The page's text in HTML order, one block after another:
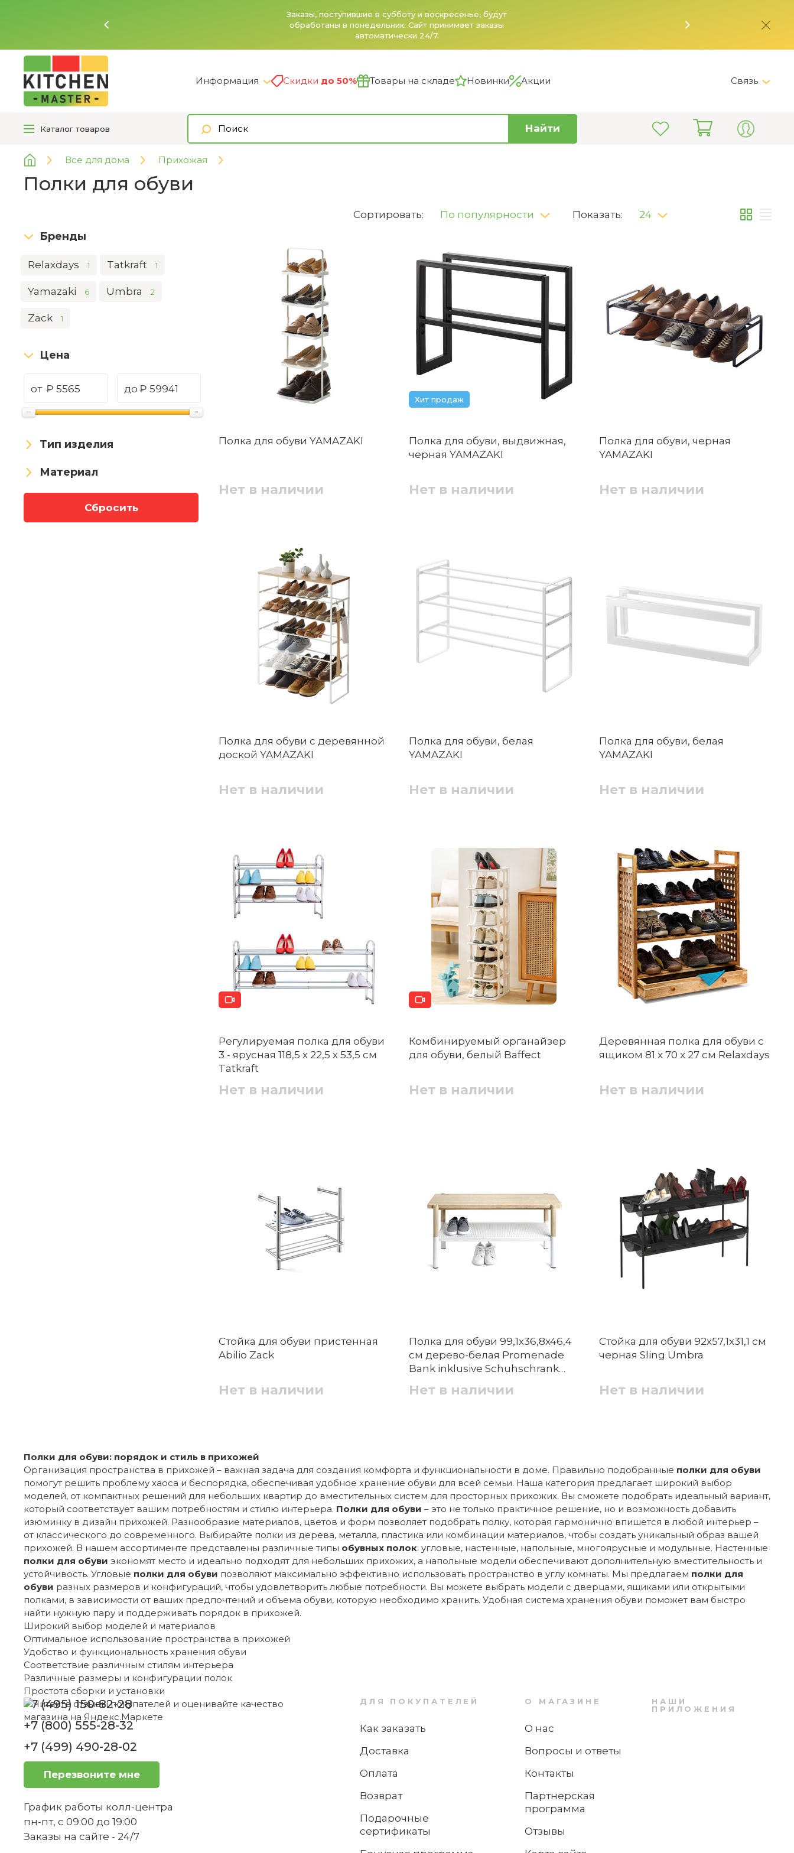
Заказы, поступившие в субботу и воскресенье, будут
обработаны в понедельник. Сайт принимает заказы
автоматически 24/7.
Информация Скидки до 50% Товары на складе Новинки Акции Связь
+7 (495) 150-82-28
Каталог товаров Найти
Все для дома Прихожая
Полки для обуви
Бренды
Relaxdays 1 Tatkraft 1
Yamazaki 6 Umbra 2
Zack 1
Цена
от ₽ до ₽
Тип изделия
Материал
Сбросить
Сортировать: По популярности Показать: 24
Полка для обуви YAMAZAKI
Нет в наличии
Хит продаж
Полка для обуви, выдвижная,
черная YAMAZAKI
Нет в наличии
Полка для обуви, черная
YAMAZAKI
Нет в наличии
Полка для обуви с деревянной
доской YAMAZAKI
Нет в наличии
Полка для обуви, белая
YAMAZAKI
Нет в наличии
Полка для обуви, белая
YAMAZAKI
Нет в наличии
Регулируемая полка для обуви
3 - ярусная 118,5 х 22,5 х 53,5 см
Tatkraft
Нет в наличии
Комбинируемый органайзер
для обуви, белый Baffect
Нет в наличии
Деревянная полка для обуви с
ящиком 81 x 70 x 27 см Relaxdays
Нет в наличии
Стойка для обуви пристенная
Abilio Zack
Нет в наличии
Полка для обуви 99,1x36,8x46,4
см дерево-белая Promenade
Bank inklusive Schuhschrank
Нет в наличии
Стойка для обуви 92х57,1х31,1 см
черная Sling Umbra
Нет в наличии
Полки для обуви: порядок и стиль в прихожей
Организация пространства в прихожей – важная задача для создания комфорта и функциональности в доме. Правильно подобранные полки для обуви
помогут решить проблему хаоса и беспорядка, обеспечивая удобное хранение обуви для всей семьи. Наша категория предлагает широкий выбор
моделей, от компактных решений для небольших квартир до вместительных систем для просторных прихожих. Вы сможете подобрать идеальный вариант,
который соответствует вашим потребностям и стилю интерьера. Полки для обуви – это не только практичное решение, но и возможность добавить
изюминку в дизайн прихожей. Разнообразие материалов, цветов и форм позволяет подобрать полку, которая гармонично впишется в любой интерьер –
от классического до современного. Выбирайте полки из дерева, металла, пластика или комбинации материалов, чтобы создать уникальный образ вашей
прихожей. В нашем ассортименте представлены различные типы обувных полок: угловые, настенные, напольные, многоярусные и модульные. Настенные
полки для обуви экономят место и идеально подходят для небольших прихожих, а напольные модели обеспечивают дополнительную вместительность и
устойчивость. Угловые полки для обуви позволяют максимально эффективно использовать пространство в углу комнаты. Мы предлагаем полки для
обуви разных размеров и конфигураций, чтобы удовлетворить любые потребности. Вы можете выбрать модели с дверцами, ящиками или открытыми
полками, в зависимости от ваших предпочтений и объема обуви, которую необходимо хранить. Удобная система хранения обуви поможет вам быстро
найти нужную пару и поддерживать порядок в прихожей.
Широкий выбор моделей и материалов
Оптимальное использование пространства в прихожей
Удобство и функциональность хранения обуви
Соответствие различным стилям интерьера
Различные размеры и конфигурации полок
Простота сборки и установки
+7 (495) 150-82-28
+7 (800) 555-28-32
+7 (499) 490-28-02
Перезвоните мне
График работы колл-центра
пн-пт, с 09:00 до 19:00
Заказы на сайте - 24/7
ДЛЯ ПОКУПАТЕЛЕЙ
Как заказать
Доставка
Оплата
Возврат
Подарочные
сертификаты
О МАГАЗИНЕ
О нас
Вопросы и ответы
Контакты
Партнерская
программа
Отзывы
НАШИ
ПРИЛОЖЕНИЯ